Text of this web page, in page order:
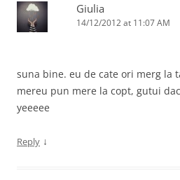
Giulia
14/12/2012 at 11:07 AM
suna bine. eu de cate ori merg la
mereu pun mere la copt, gutui
yeeeee
Reply ↓